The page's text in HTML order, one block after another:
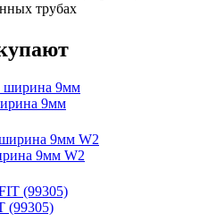
трубах
9мм
9мм W2
(99305)